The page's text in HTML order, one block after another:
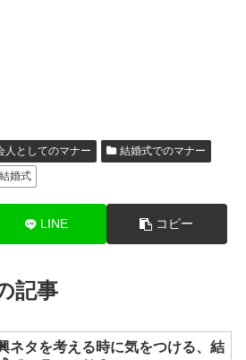
人としてのマナー
結婚式でのマナー
結婚式
LINE コピー
記事
ネタを考える時に気をつける、結